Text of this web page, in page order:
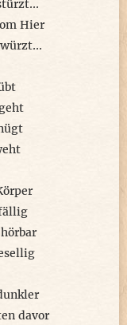
Hier
davor